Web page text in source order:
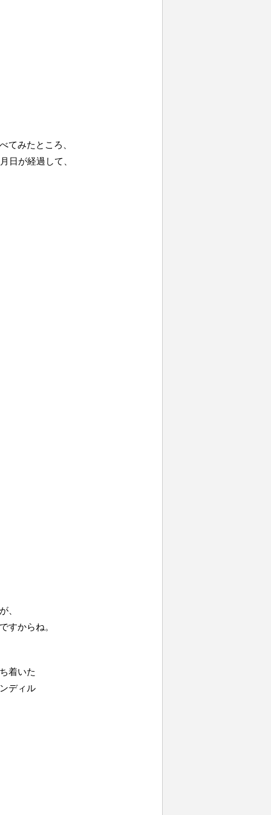
てみたところ、
日が経過して、
、
すからね。
着いた
ディル